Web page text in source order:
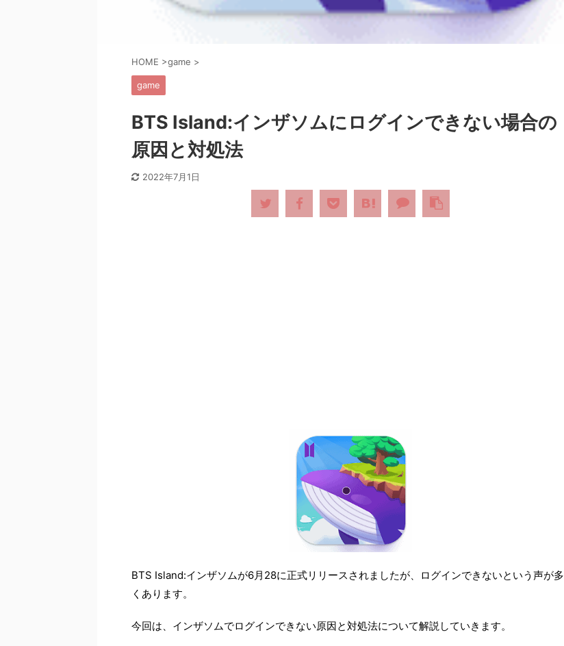
HOME >game >
game
BTS Island:インザソムにログインできない場合の
原因と対処法
2022年7月1日
BTS Island:インザソムが6月28に正式リリースされましたが、ログインできないという声が多
くあります。
今回は、インザソムでログインできない原因と対処法について解説していきます。